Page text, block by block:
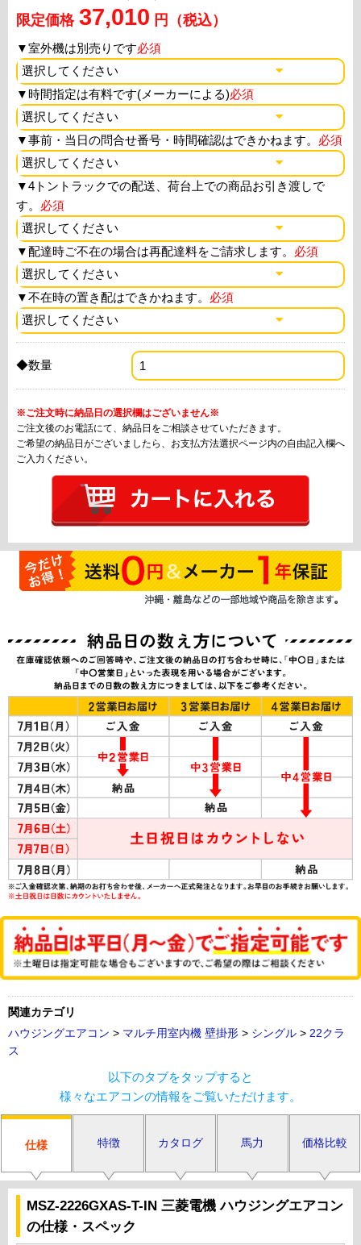
限定価格 37,010 円（税込）
▼室外機は別売りです必須
▼時間指定は有料です(メーカーによる)必須
▼事前・当日の問合せ番号・時間確認はできかねます。 必須
▼4トントラックでの配送、荷台上での商品お引き渡しで
す。 必須
▼配達時ご不在の場合は再配達料をご請求します。 必須
▼不在時の置き配はできかねます。 必須
◆数量
※ご注文時に納品日の選択欄はございません※
ご注文後のお電話にて、納品日をご相談させていただきます。
ご希望の納品日がございましたら、お支払方法選択ページ内の自由記入欄へ
ご入力ください。
関連カテゴリ
ハウジングエアコン > マルチ用室内機 壁掛形 > シングル > 22クラ
ス
以下のタブをタップすると
様々なエアコンの情報をご覧いただけます。
仕様 特徴 カタログ 馬力 価格比較
MSZ-2226GXAS-T-IN 三菱電機 ハウジングエアコン
の仕様・スペック